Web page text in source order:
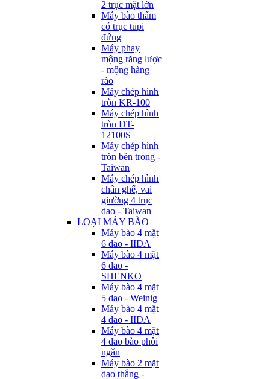
2 trục mặt lớn
Máy bào thẩm
có trục tupi
đứng
Máy phay
mộng răng lược
- mộng hàng
rào
Máy chép hình
tròn KR-100
Máy chép hình
tròn DT-
12100S
Máy chép hình
tròn bên trong -
Taiwan
Máy chép hình
chân ghế, vai
giường 4 trục
dao - Taiwan
LOẠI MÁY BÀO
Máy bào 4 mặt
6 dao - IIDA
Máy bào 4 mặt
6 dao -
SHENKO
Máy bào 4 mặt
5 dao - Weinig
Máy bào 4 mặt
4 dao - IIDA
Máy bào 4 mặt
4 dao bào phôi
ngắn
Máy bào 2 mặt
dao thẳng -